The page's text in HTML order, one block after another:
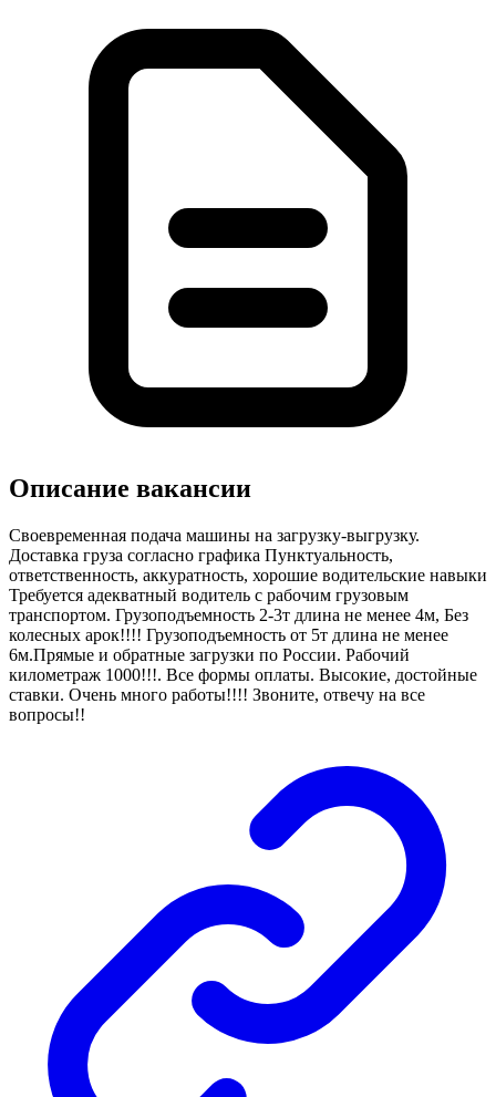
Описание вакансии
Своевременная подача машины на загрузку-выгрузку.
Доставка груза согласно графика Пунктуальность,
ответственность, аккуратность, хорошие водительские навыки
Требуется адекватный водитель с рабочим грузовым
транспортом. Грузоподъемность 2-3т длина не менее 4м, Без
колесных арок!!!! Грузоподъемность от 5т длина не менее
6м.Прямые и обратные загрузки по России. Рабочий
километраж 1000!!!. Все формы оплаты. Высокие, достойные
ставки. Очень много работы!!!! Звоните, отвечу на все
вопросы!!